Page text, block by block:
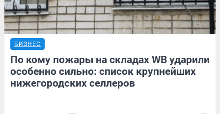
БИЗНЕС
По кому пожары на складах WB ударили
особенно сильно: список крупнейших
нижегородских селлеров